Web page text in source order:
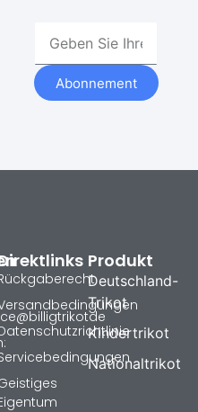
Abonnement
Produkt
Deutschland-
Trikot
Kindertrikot
Nationaltrikot